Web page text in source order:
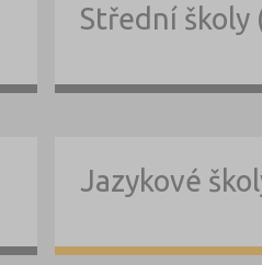
Střední školy
Jazykové